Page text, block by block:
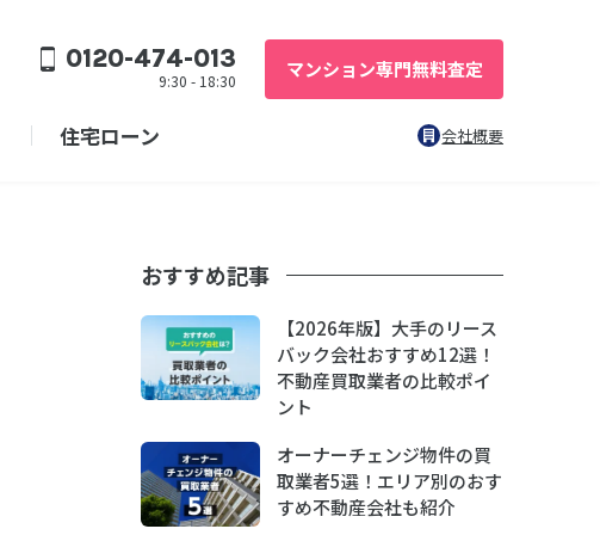
0120-474-013
9:30 - 18:30 マンション専門無料査定
住宅ローン 会社概要
おすすめ記事
【2026年版】大手のリース
バック会社おすすめ12選！
不動産買取業者の比較ポイ
ント
オーナーチェンジ物件の買
取業者5選！エリア別のおす
すめ不動産会社も紹介